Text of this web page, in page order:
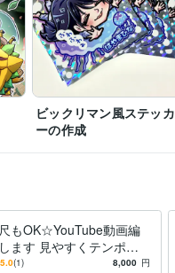
ビックリマン風ステッカ
ーの作成
もOK☆YouTube動画編
ます 見やすくテンポの
YouTube動画を丁寧に制
5.0(1) 8,000 円